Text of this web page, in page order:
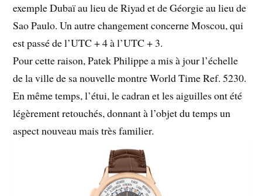
exemple Dubaï au lieu de Riyad et de Géorgie au lieu de
Sao Paulo. Un autre changement concerne Moscou, qui
est passé de l’UTC + 4 à l’UTC + 3.
Pour cette raison, Patek Philippe a mis à jour l’échelle
de la ville de sa nouvelle montre World Time Ref. 5230.
En même temps, l’étui, le cadran et les aiguilles ont été
légèrement retouchés, donnant à l’objet du temps un
aspect nouveau mais très familier.